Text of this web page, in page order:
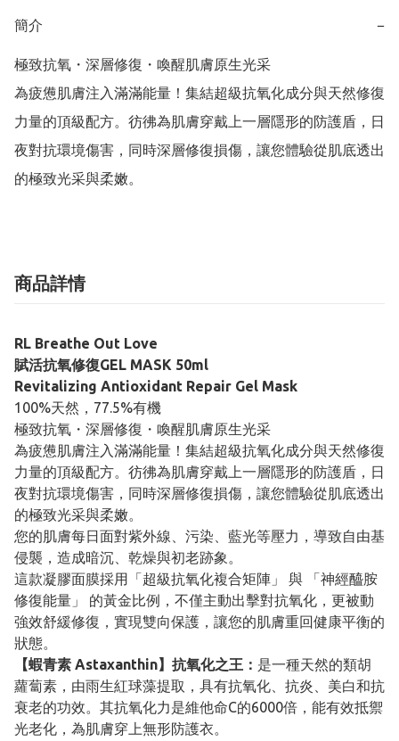
簡介 −
極致抗氧・深層修復・喚醒肌膚原生光采
為疲憊肌膚注入滿滿能量！集結超級抗氧化成分與天然修復
力量的頂級配方。彷彿為肌膚穿戴上一層隱形的防護盾，日
夜對抗環境傷害，同時深層修復損傷，讓您體驗從肌底透出
的極致光采與柔嫩。
商品詳情
RL Breathe Out Love
賦活抗氧修復GEL MASK 50ml
Revitalizing Antioxidant Repair Gel Mask
100%天然，77.5%有機
極致抗氧・深層修復・喚醒肌膚原生光采
為疲憊肌膚注入滿滿能量！集結超級抗氧化成分與天然修復
力量的頂級配方。彷彿為肌膚穿戴上一層隱形的防護盾，日
夜對抗環境傷害，同時深層修復損傷，讓您體驗從肌底透出
的極致光采與柔嫩。
您的肌膚每日面對紫外線、污染、藍光等壓力，導致自由基
侵襲，造成暗沉、乾燥與初老跡象。
這款凝膠面膜採用「超級抗氧化複合矩陣」 與 「神經醯胺
修復能量」 的黃金比例，不僅主動出擊對抗氧化，更被動
強效舒緩修復，實現雙向保護，讓您的肌膚重回健康平衡的
狀態。
【蝦青素 Astaxanthin】抗氧化之王： 是一種天然的類胡
蘿蔔素，由雨生紅球藻提取，具有抗氧化、抗炎、美白和抗
衰老的功效。其抗氧化力是維他命C的6000倍，能有效抵禦
光老化，為肌膚穿上無形防護衣。